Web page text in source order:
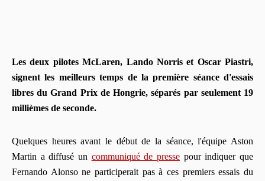
Les deux pilotes McLaren, Lando Norris et Oscar Piastri,
signent les meilleurs temps de la première séance d'essais
libres du Grand Prix de Hongrie, séparés par seulement 19
millièmes de seconde.
Quelques heures avant le début de la séance, l'équipe Aston
Martin a diffusé un communiqué de presse pour indiquer que
Fernando Alonso ne participerait pas à ces premiers essais du